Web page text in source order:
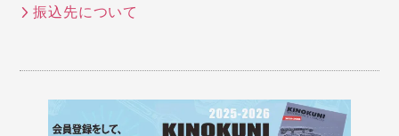
振込先について